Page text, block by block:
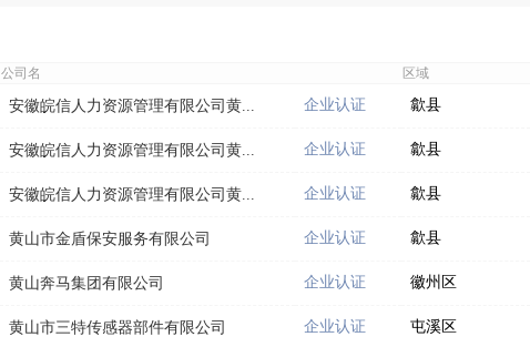
公司名 区域
安徽皖信人力资源管理有限公司黄... 企业认证 歙县
安徽皖信人力资源管理有限公司黄... 企业认证 歙县
安徽皖信人力资源管理有限公司黄... 企业认证 歙县
黄山市金盾保安服务有限公司 企业认证 歙县
黄山奔马集团有限公司 企业认证 徽州区
黄山市三特传感器部件有限公司 企业认证 屯溪区